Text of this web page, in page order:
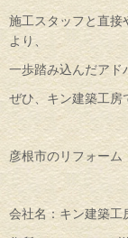
施工スタッフと直接
より、
一歩踏み込んだアド
ぜひ、キン建築工房
彦根市のリフォーム
会社名：キン建築工